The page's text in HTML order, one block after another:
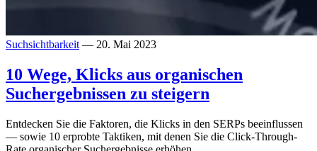
Suchsichtbarkeit — 20. Mai 2023
10 Wege, Klicks aus organischen
Suchergebnissen zu steigern
Entdecken Sie die Faktoren, die Klicks in den SERPs beeinflussen
— sowie 10 erprobte Taktiken, mit denen Sie die Click-Through-